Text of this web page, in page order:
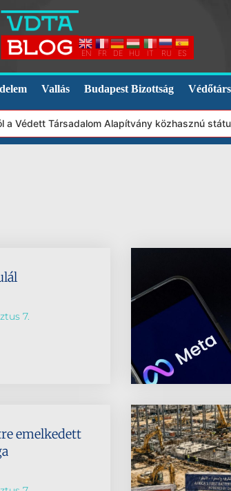
EN FR DE HU IT RU ES
Vallás Budapest Bizottság
Társadalom Alapítvány közhasznú
7.
emelkedett